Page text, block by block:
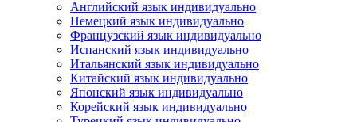
Английский язык индивидуально
Немецкий язык индивидуально
Французский язык индивидуально
Испанский язык индивидуально
Итальянский язык индивидуально
Китайский язык индивидуально
Японский язык индивидуально
Корейский язык индивидуально